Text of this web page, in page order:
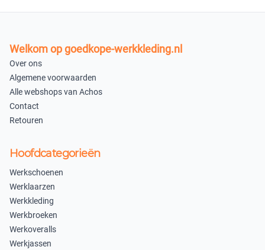
× ×
XL
In winkelmandje
Welkom op goedkope-werkkleding.nl
Over ons
Algemene voorwaarden
Alle webshops van Achos
Contact
Retouren
Hoofdcategorieën
Werkschoenen
Werklaarzen
Werkkleding
Werkbroeken
Werkoveralls
Werkjassen